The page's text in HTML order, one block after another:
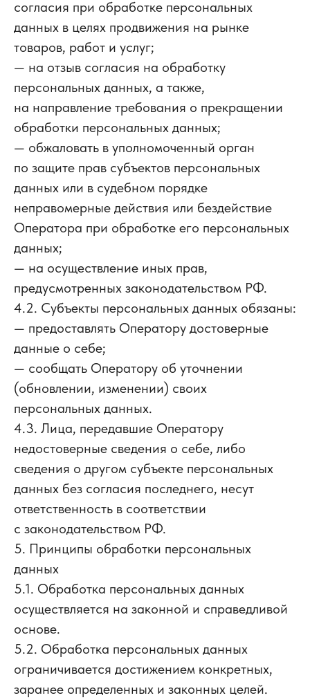
согласия при обработке персональных
данных в целях продвижения на рынке
товаров, работ и услуг;
— на отзыв согласия на обработку
персональных данных, а также,
на направление требования о прекращении
обработки персональных данных;
— обжаловать в уполномоченный орган
по защите прав субъектов персональных
данных или в судебном порядке
неправомерные действия или бездействие
Оператора при обработке его персональных
данных;
— на осуществление иных прав,
предусмотренных законодательством РФ.
4.2. Субъекты персональных данных обязаны:
— предоставлять Оператору достоверные
данные о себе;
— сообщать Оператору об уточнении
(обновлении, изменении) своих
персональных данных.
4.3. Лица, передавшие Оператору
недостоверные сведения о себе, либо
сведения о другом субъекте персональных
данных без согласия последнего, несут
ответственность в соответствии
с законодательством РФ.
5. Принципы обработки персональных
данных
5.1. Обработка персональных данных
осуществляется на законной и справедливой
основе.
5.2. Обработка персональных данных
ограничивается достижением конкретных,
заранее определенных и законных целей.